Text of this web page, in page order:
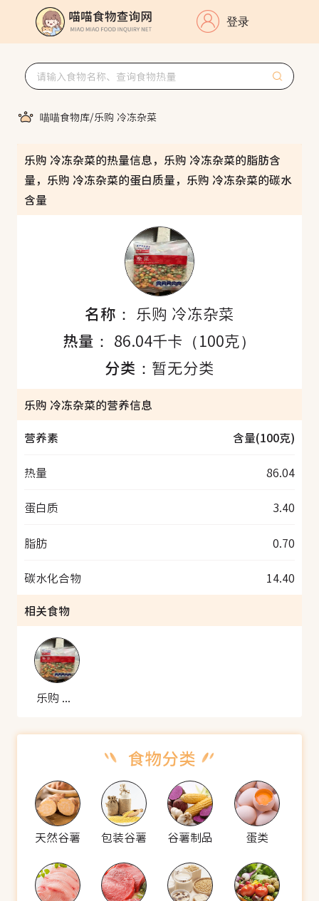
登录
喵喵食物库/乐购 冷冻杂菜
乐购 冷冻杂菜的热量信息，乐购 冷冻杂菜的脂肪含
量，乐购 冷冻杂菜的蛋白质量，乐购 冷冻杂菜的碳水
含量
名称： 乐购 冷冻杂菜
热量： 86.04千卡（100克）
分类： 暂无分类
乐购 冷冻杂菜的营养信息
营养素
含量(100克)
热量 86.04
蛋白质 3.40
脂肪 0.70
碳水化合物
14.40
相关食物
乐购 冷冻杂菜
天然谷薯 包装谷薯 谷薯制品 蛋类